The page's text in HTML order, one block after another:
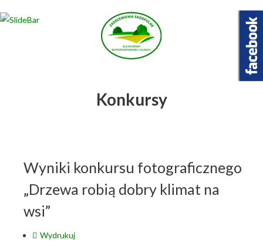
Konkursy
Wyniki konkursu fotograficznego
„Drzewa robią dobry klimat na
wsi”
Wydrukuj
Wybierz projekt
który Cię interesuje